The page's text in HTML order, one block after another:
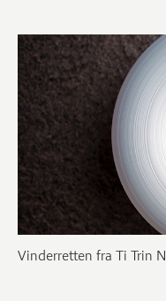
Vinderretten fra Ti Trin